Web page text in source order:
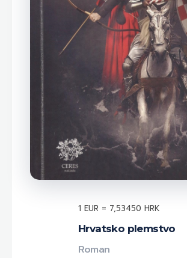
Hrvatsko plemstvo
Roman
1 EUR = 7,53450 HRK